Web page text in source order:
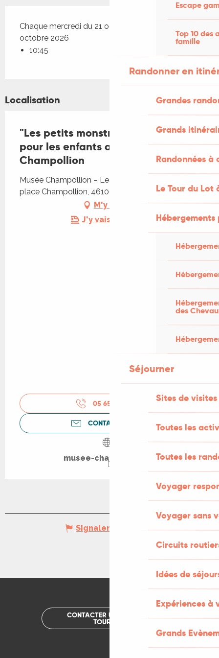
Escape
Top 10 des
famille
Randonner en
Grandes
Grands
Randonnées
Le Tour du Lot
des
Séjourner
Sites de visites
Toutes les
Toutes les
Voyager
Voyager sans
Circuits
Idées de
Expériences à
Grands
Chaque mercredi du 21 octobre 2026 au 28
octobre 2026
10:45
Localisation
"Les petits monstres", Halloween
pour les enfants au Musée
Champollion
Musée Champollion – Les Écritures du Monde,
place Champollion, 46100 Figeac
M'y rendre
J'y vais en train !
05 65 50 31
CONTACTEZ-NOUS
musee-champollion.fr
Signaler une erreur
CONTACTER UN OFFICE DE
TOURISME